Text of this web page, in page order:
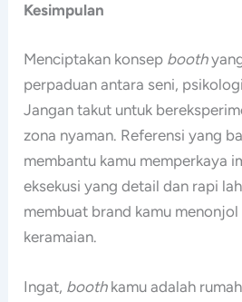
Kesimpulan
Menciptakan konsep booth
perpaduan antara seni,
Jangan takut untuk
zona nyaman. Referensi yang
membantu kamu memperkaya
eksekusi yang detail dan rapi
membuat brand kamu
keramaian.
Ingat, boothkamu adalah